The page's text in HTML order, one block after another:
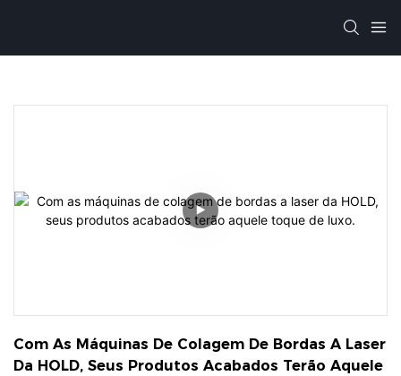
Com As Máquinas De Colagem De Bordas A Laser
Da HOLD, Seus Produtos Acabados Terão Aquele